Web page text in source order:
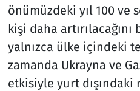
önümüzdeki yıl 100 ve
kişi daha artırılacağını
yalnızca ülke içindeki
zamanda Ukrayna ve
etkisiyle yurt dışındaki